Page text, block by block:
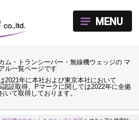
ム・トランシーバー・無線機ウェッジの マ
ル一覧ページです
2021年に本社および東京本社において
認証取得、Pマークに関しては2022年に全拠
いて取得しております。
MENU